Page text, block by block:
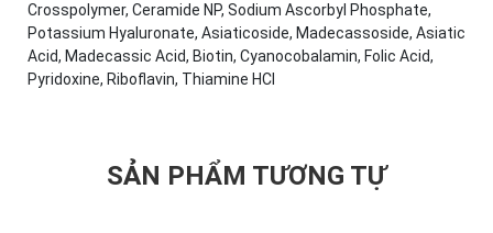
Crosspolymer, Ceramide NP, Sodium Ascorbyl Phosphate,
Potassium Hyaluronate, Asiaticoside, Madecassoside, Asiatic
Acid, Madecassic Acid, Biotin, Cyanocobalamin, Folic Acid,
Pyridoxine, Riboflavin, Thiamine HCl
SẢN PHẨM TƯƠNG TỰ